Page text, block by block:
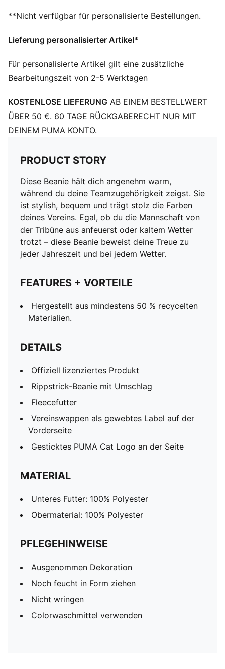
Gesticktes PUMA Cat Logo an der Seite
**Nicht verfügbar für personalisierte Bestellungen.
Lieferung personalisierter Artikel*
Für personalisierte Artikel gilt eine zusätzliche
Bearbeitungszeit von 2-5 Werktagen
KOSTENLOSE LIEFERUNG AB EINEM BESTELLWERT
ÜBER 50 €. 60 TAGE RÜCKGABERECHT NUR MIT
DEINEM PUMA KONTO.
PRODUCT STORY
Diese Beanie hält dich angenehm warm,
während du deine Teamzugehörigkeit zeigst. Sie
ist stylish, bequem und trägt stolz die Farben
deines Vereins. Egal, ob du die Mannschaft von
der Tribüne aus anfeuerst oder kaltem Wetter
trotzt – diese Beanie beweist deine Treue zu
jeder Jahreszeit und bei jedem Wetter.
FEATURES + VORTEILE
Hergestellt aus mindestens 50 % recycelten
Materialien.
DETAILS
Offiziell lizenziertes Produkt
Rippstrick-Beanie mit Umschlag
Fleecefutter
Vereinswappen als gewebtes Label auf der
Vorderseite
Gesticktes PUMA Cat Logo an der Seite
MATERIAL
Unteres Futter: 100% Polyester
Obermaterial: 100% Polyester
PFLEGEHINWEISE
Ausgenommen Dekoration
Noch feucht in Form ziehen
Nicht wringen
Colorwaschmittel verwenden